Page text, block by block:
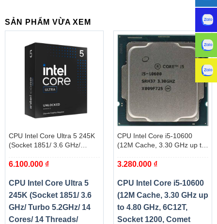
SẢN PHẨM VỪA XEM
CPU Intel Core Ultra 5 245K
(Socket 1851/ 3.6 GHz/
Threads/ Cache 24MB) – Box
6.100.000 ₫
CPU Intel Core Ultra 5
245K (Socket 1851/ 3.6
GHz/ Turbo 5.2GHz/ 14
Cores/ 14 Threads/
CPU Intel Core i5-10600
(12M Cache, 3.30 GHz up to
1200, Comet Lake-S) – Tray
3.280.000 ₫
CPU Intel Core i5-10600
(12M Cache, 3.30 GHz up
to 4.80 GHz, 6C12T,
Socket 1200, Comet